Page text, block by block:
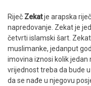
Riječ Zekatje arapska
napredovanje. Zekat je
četvrti islamski šart.
muslimanke, jedanput
imovina iznosi kolik jedan
vrijednost treba da bude
da se nađe u njegovu